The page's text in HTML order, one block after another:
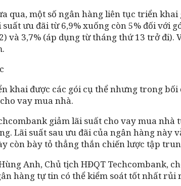
qua, một số ngân hàng liên tục triển
ưu đãi từ 6,9% xuống còn 5% đối
và 3,7% (áp dụng từ tháng thứ 13 trở đi).
khai được các gói cụ thể nhưng trong
vay mua nhà.
giảm lãi suất cho vay mua nhà
Lãi suất sau ưu đãi của ngân hàng
còn bày tỏ thẳng thắn chiến lược tập
Anh, Chủ tịch HĐQT
hàng tự tin có thể kiểm soát tốt nhất rủi